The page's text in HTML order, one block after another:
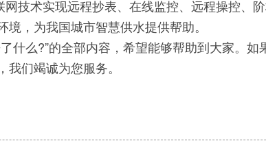
术实现远程抄表、在线监控、远程操控、
，为我国城市智慧供水提供帮助。
么?”的全部内容，希望能够帮助到大家。如
们竭诚为您服务。